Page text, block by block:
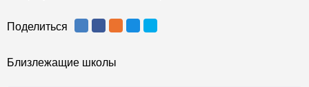
Поделиться
Близлежащие школы